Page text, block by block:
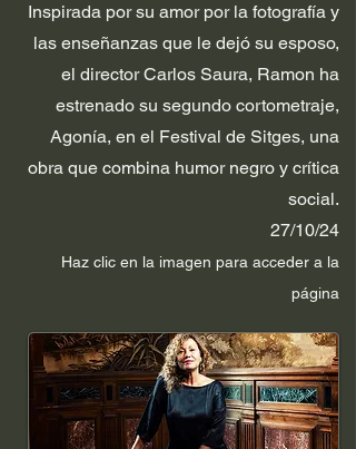
Inspirada por su amor por la fotografía y
las enseñanzas que le dejó su esposo,
el director Carlos Saura, Ramon ha
estrenado su segundo cortometraje,
Agonía, en el Festival de Sitges, una
obra que combina humor negro y crítica
social.
27/10/24
Haz clic en la imagen para acceder a la
página